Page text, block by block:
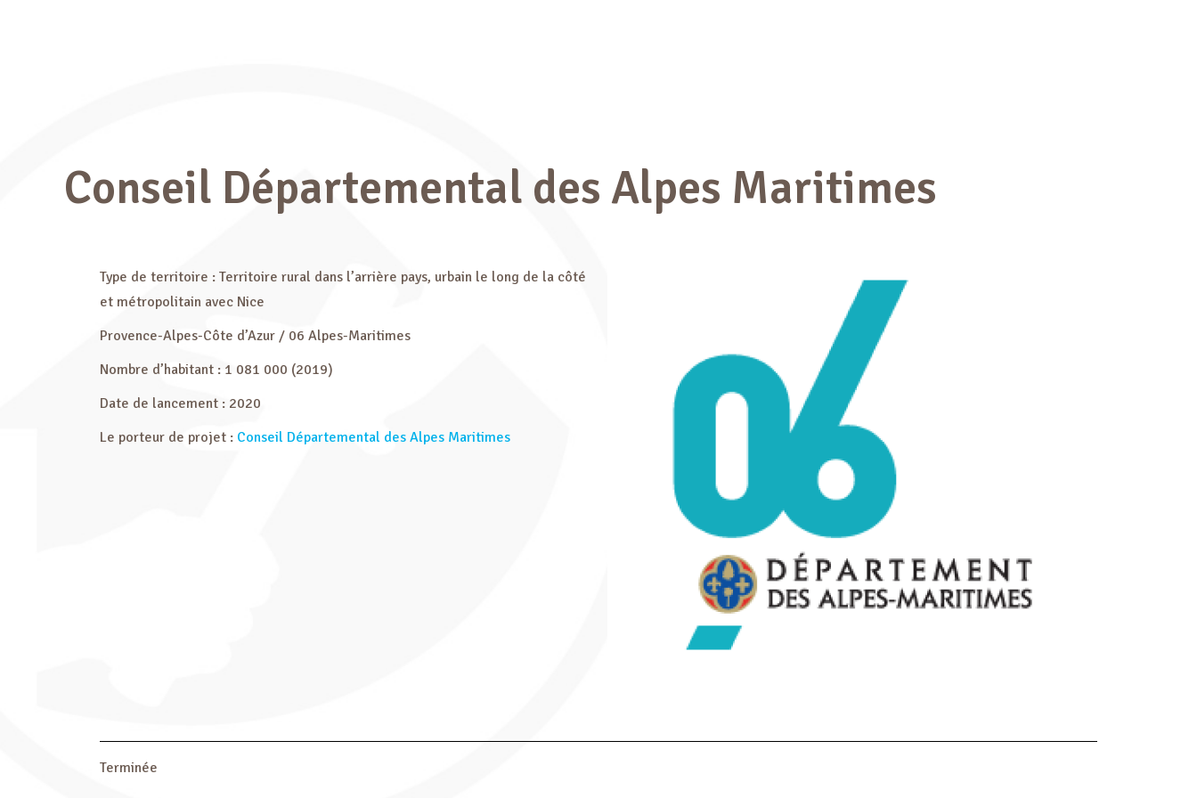
Conseil Départemental des Alpes Maritimes
Type de territoire : Territoire rural dans l’arrière pays, urbain le long de la côté
et métropolitain avec Nice
Provence-Alpes-Côte d’Azur / 06 Alpes-Maritimes
Nombre d’habitant : 1 081 000 (2019)
Date de lancement : 2020
Le porteur de projet : Conseil Départemental des Alpes Maritimes
Terminée